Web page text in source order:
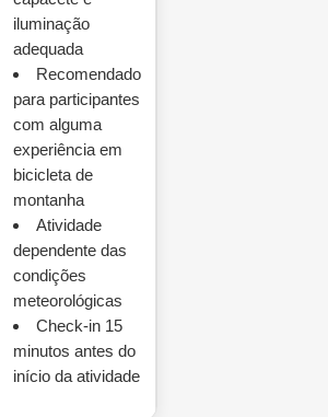
iluminação
adequada
Recomendado
para participantes
com alguma
experiência em
bicicleta de
montanha
Atividade
dependente das
condições
meteorológicas
Check-in 15
minutos antes do
início da atividade